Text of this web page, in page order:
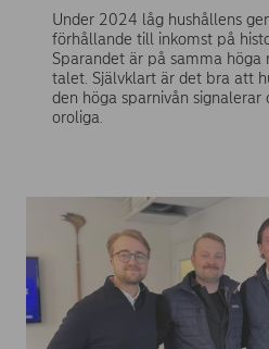
Under 2024 låg hushållens
förhållande till inkomst på
Sparandet är på samma
talet. Självklart är det bra att
den höga sparnivån
oroliga.